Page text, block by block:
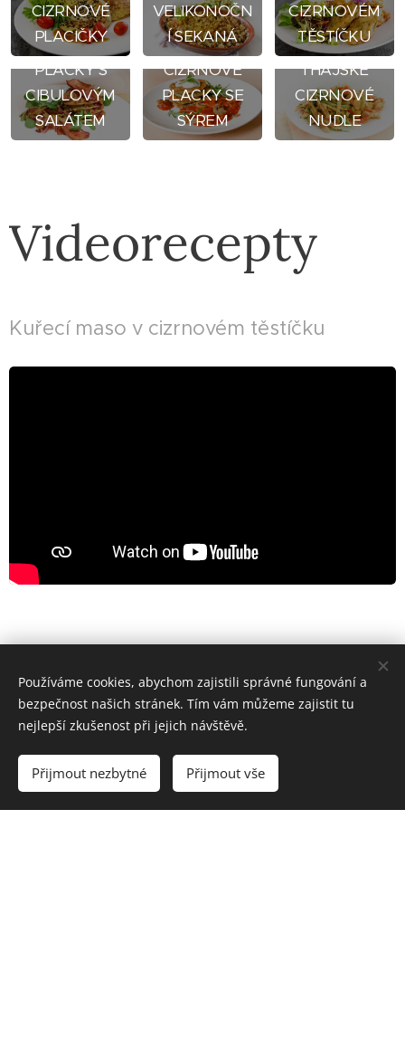
CIZRNOVÉ
PLACIČKY
VELIKONOČN
Í SEKANÁ
CIZRNOVÉM
TĚSTÍČKU
CIZRNOVÉ
PLACKY S
CIBULOVÝM
SALÁTEM
CIZRNOVÉ
PLACKY SE
SÝREM
THAJSKÉ
CIZRNOVÉ
NUDLE
Videorecepty
Kuřecí maso v cizrnovém těstíčku
Používáme cookies, abychom zajistili správné fungování a
bezpečnost našich stránek. Tím vám můžeme zajistit tu
nejlepší zkušenost při jejich návštěvě.
Přijmout nezbytné Přijmout vše